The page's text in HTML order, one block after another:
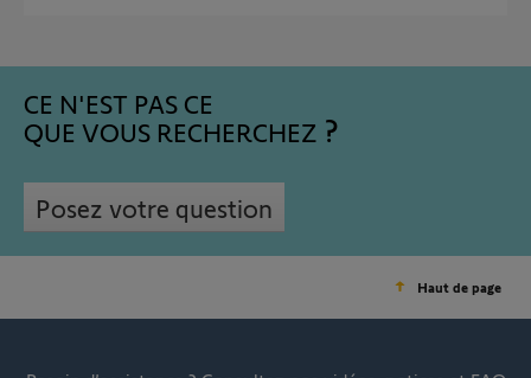
CE N'EST PAS CE
QUE VOUS RECHERCHEZ
Posez votre question
Haut de page